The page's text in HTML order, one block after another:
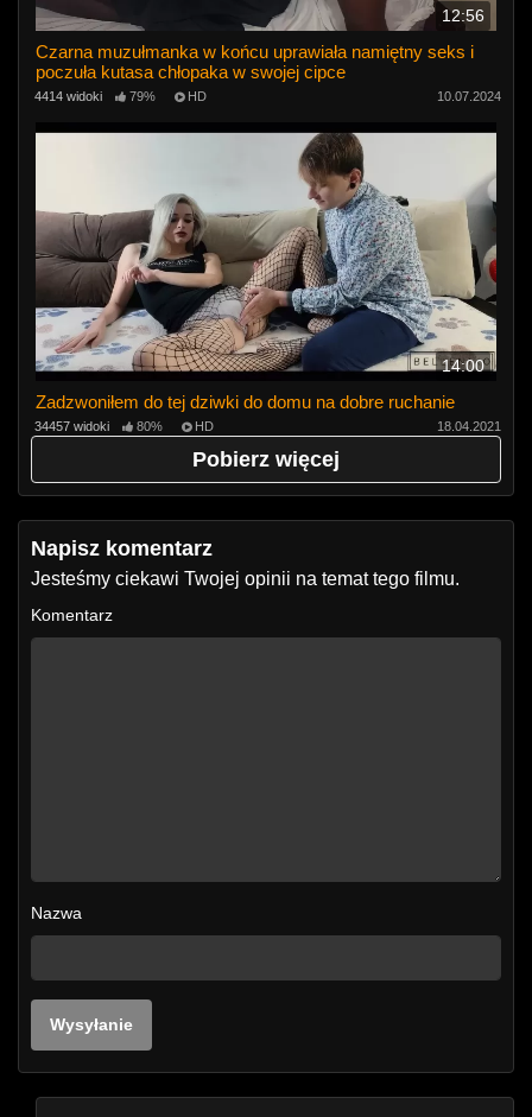
12:56
Czarna muzułmanka w końcu uprawiała namiętny seks i
poczuła kutasa chłopaka w swojej cipce
4414 widoki 79% HD 10.07.2024
14:00
Zadzwoniłem do tej dziwki do domu na dobre ruchanie
34457 widoki 80% HD 18.04.2021
Pobierz więcej
Napisz komentarz
Jesteśmy ciekawi Twojej opinii na temat tego filmu.
Komentarz
Nazwa